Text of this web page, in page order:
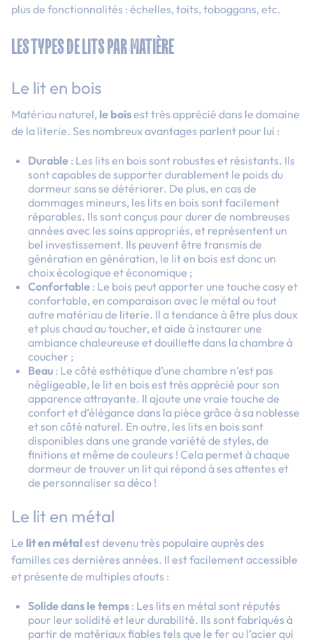
plus de fonctionnalités : échelles, toits, toboggans, etc.
LES TYPES DE LITS PAR MATIÈRE
Le lit en bois
Matériau naturel, le boisest très apprécié dans le domaine
de la literie. Ses nombreux avantages parlent pour lui :
Durable : Les lits en bois sont robustes et résistants. Ils
sont capables de supporter durablement le poids du
dormeur sans se détériorer. De plus, en cas de
dommages mineurs, les lits en bois sont facilement
réparables. Ils sont conçus pour durer de nombreuses
années avec les soins appropriés, et représentent un
bel investissement. Ils peuvent être transmis de
génération en génération, le lit en bois est donc un
choix écologique et économique ;
Confortable : Le bois peut apporter une touche cosy et
confortable, en comparaison avec le métal ou tout
autre matériau de literie. Il a tendance à être plus doux
et plus chaud au toucher, et aide à instaurer une
ambiance chaleureuse et douillette dans la chambre à
coucher ;
Beau : Le côté esthétique d’une chambre n’est pas
négligeable, le lit en bois est très apprécié pour son
apparence attrayante. Il ajoute une vraie touche de
confort et d’élégance dans la pièce grâce à sa noblesse
et son côté naturel. En outre, les lits en bois sont
disponibles dans une grande variété de styles, de
finitions et même de couleurs ! Cela permet à chaque
dormeur de trouver un lit qui répond à ses attentes et
de personnaliser sa déco !
Le lit en métal
Le lit en métalest devenu très populaire auprès des
familles ces dernières années. Il est facilement accessible
et présente de multiples atouts :
Solide dans le temps : Les lits en métal sont réputés
pour leur solidité et leur durabilité. Ils sont fabriqués à
partir de matériaux fiables tels que le fer ou l’acier qui